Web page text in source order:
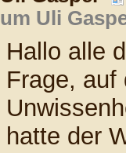
um Uli
Hallo alle
Frage, auf
hatte der